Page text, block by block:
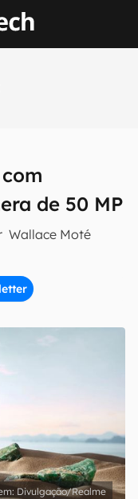
de 50 MP
Wallace Moté
em primeira
Divulgação/Realme